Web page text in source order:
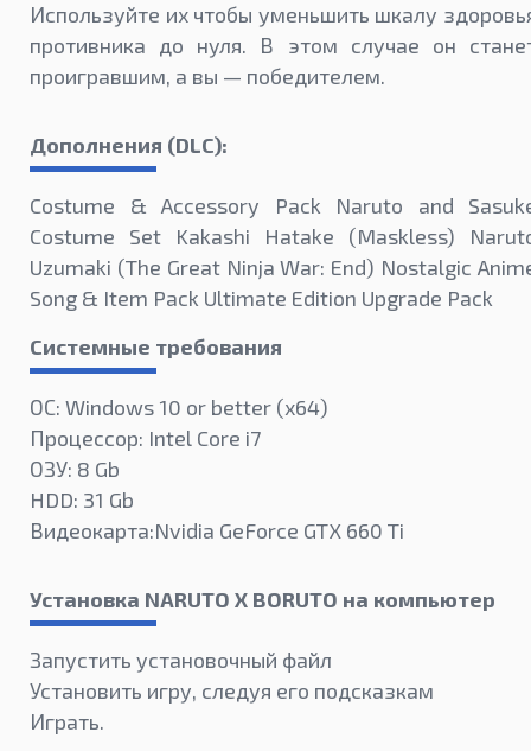
Используйте их чтобы уменьшить шкалу
противника до нуля. В этом случае он
проигравшим, а вы — победителем.
Дополнения (DLC):
Costume & Accessory Pack Naruto and
Costume Set Kakashi Hatake (Maskless)
Uzumaki (The Great Ninja War: End) Nostalgic
Song & Item Pack Ultimate Edition Upgrade Pack
Системные требования
ОС: Windows 10 or better (х64)
Процессор: Intel Core i7
ОЗУ: 8 Gb
HDD: 31 Gb
Видеокарта:Nvidia GeForce GTX 660 Ti
Установка NARUTO X BORUTO на компьютер
Запустить установочный файл
Установить игру, следуя его подсказкам
Играть.